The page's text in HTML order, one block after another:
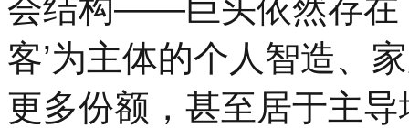
会结构――巨头依然存在
客’为主体的个人智造、
更多份额，甚至居于主导